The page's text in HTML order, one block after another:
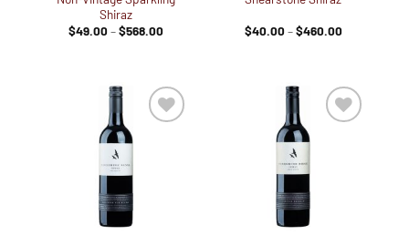
Shiraz
$49.00–$568.00Preisspanne: $40.00 –$460.00
Wunschliste
hinzufügen
Wunschliste
hinzufügen